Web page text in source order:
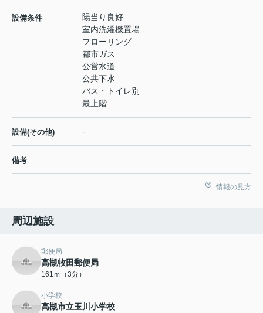
設備条件
陽当り良好
室内洗濯機置場
フローリング
都市ガス
公営水道
公共下水
バス・トイレ別
最上階
設備(その他) -
備考
情報の見方
周辺施設
郵便局
高槻牧田郵便局
161ｍ（3分）
小学校
高槻市立玉川小学校